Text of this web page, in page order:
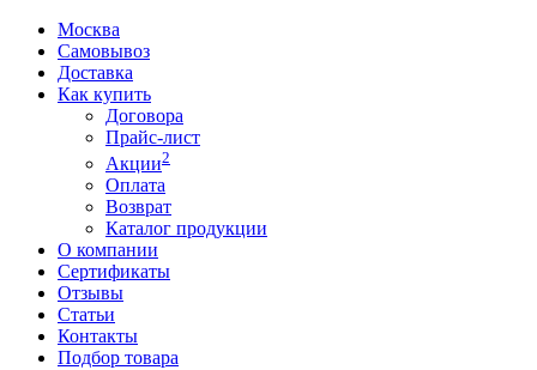
Москва
Самовывоз
Доставка
Как купить
Договора
Прайс-лист
Акции2
Оплата
Возврат
Каталог продукции
О компании
Сертификаты
Отзывы
Статьи
Контакты
Подбор товара